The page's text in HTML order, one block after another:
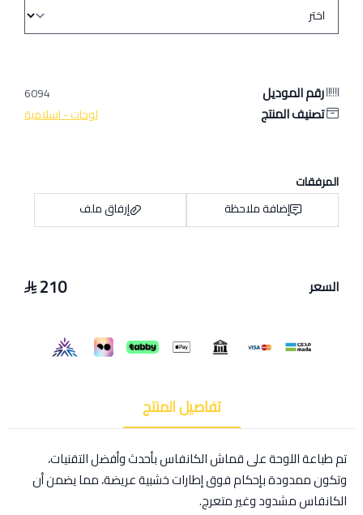
رقم الموديل 6094
تصنيف المنتج لوحات - اسلامية
المرفقات
إضافة ملاحظة
إرفاق ملف
السعر 210
تفاصيل المنتج
تم طباعة اللوحة على قماش الكانفاس بأحدث وأفضل التقنيات،
وتكون ممدودة بإحكام فوق إطارات خشبية عريضة، مما يضمن أن
الكانفاس مشدود وغير متعرج.